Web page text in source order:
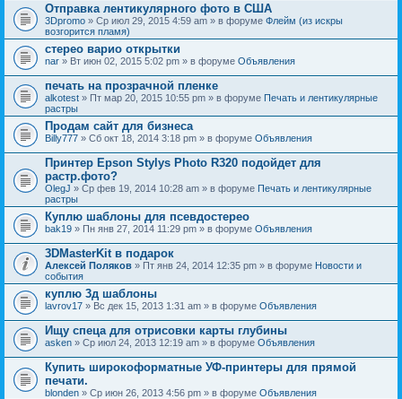
Отправка лентикулярного фото в США
3Dpromo » Ср июл 29, 2015 4:59 am » в форуме Флейм (из искры
возгорится пламя)
стерео варио открытки
nar » Вт июн 02, 2015 5:02 pm » в форуме Объявления
печать на прозрачной пленке
alkotest » Пт мар 20, 2015 10:55 pm » в форуме Печать и лентикулярные
растры
Продам сайт для бизнеса
Billy777 » Сб окт 18, 2014 3:18 pm » в форуме Объявления
Принтер Epson Stylys Photo R320 подойдет для
растр.фото?
OlegJ » Ср фев 19, 2014 10:28 am » в форуме Печать и лентикулярные
растры
Куплю шаблоны для псевдостерео
bak19 » Пн янв 27, 2014 11:29 pm » в форуме Объявления
3DMasterKit в подарок
Алексей Поляков » Пт янв 24, 2014 12:35 pm » в форуме Новости и
события
куплю 3д шаблоны
lavrov17 » Вс дек 15, 2013 1:31 am » в форуме Объявления
Ищу спеца для отрисовки карты глубины
asken » Ср июл 24, 2013 12:19 am » в форуме Объявления
Купить широкоформатные УФ-принтеры для прямой
печати.
blonden » Ср июн 26, 2013 4:56 pm » в форуме Объявления